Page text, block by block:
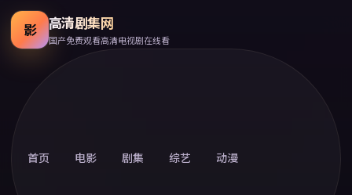
影 高清剧集网
国产免费观看高清电视剧在线看
首页 电影 剧集 综艺 动漫